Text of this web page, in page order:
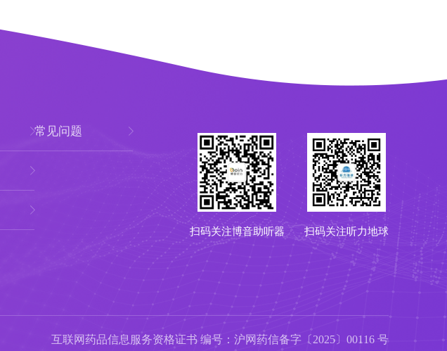
常见问题
扫码关注博音助听器 扫码关注听力地球
互联网药品信息服务资格证书 编号：沪网药信备字〔2025〕00116 号